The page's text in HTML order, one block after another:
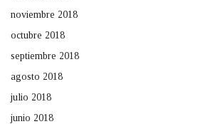
noviembre 2018
octubre 2018
septiembre 2018
agosto 2018
julio 2018
junio 2018